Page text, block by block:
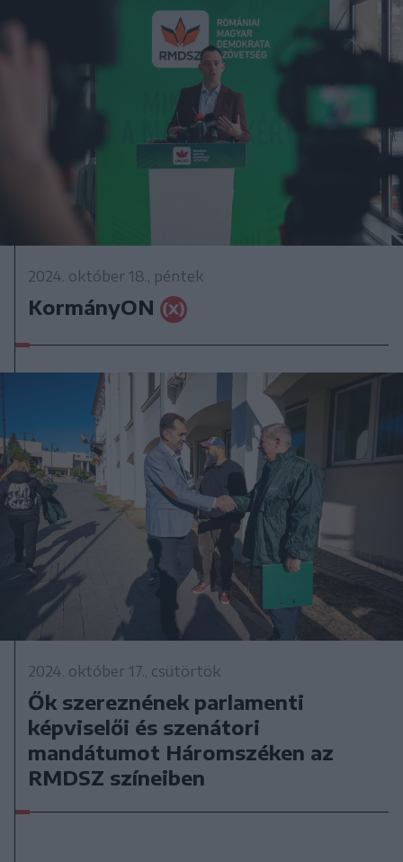
2024. október 18., péntek
KormányON
2024. október 17., csütörtök
Ők szereznének parlamenti
képviselői és szenátori
mandátumot Háromszéken az
RMDSZ színeiben